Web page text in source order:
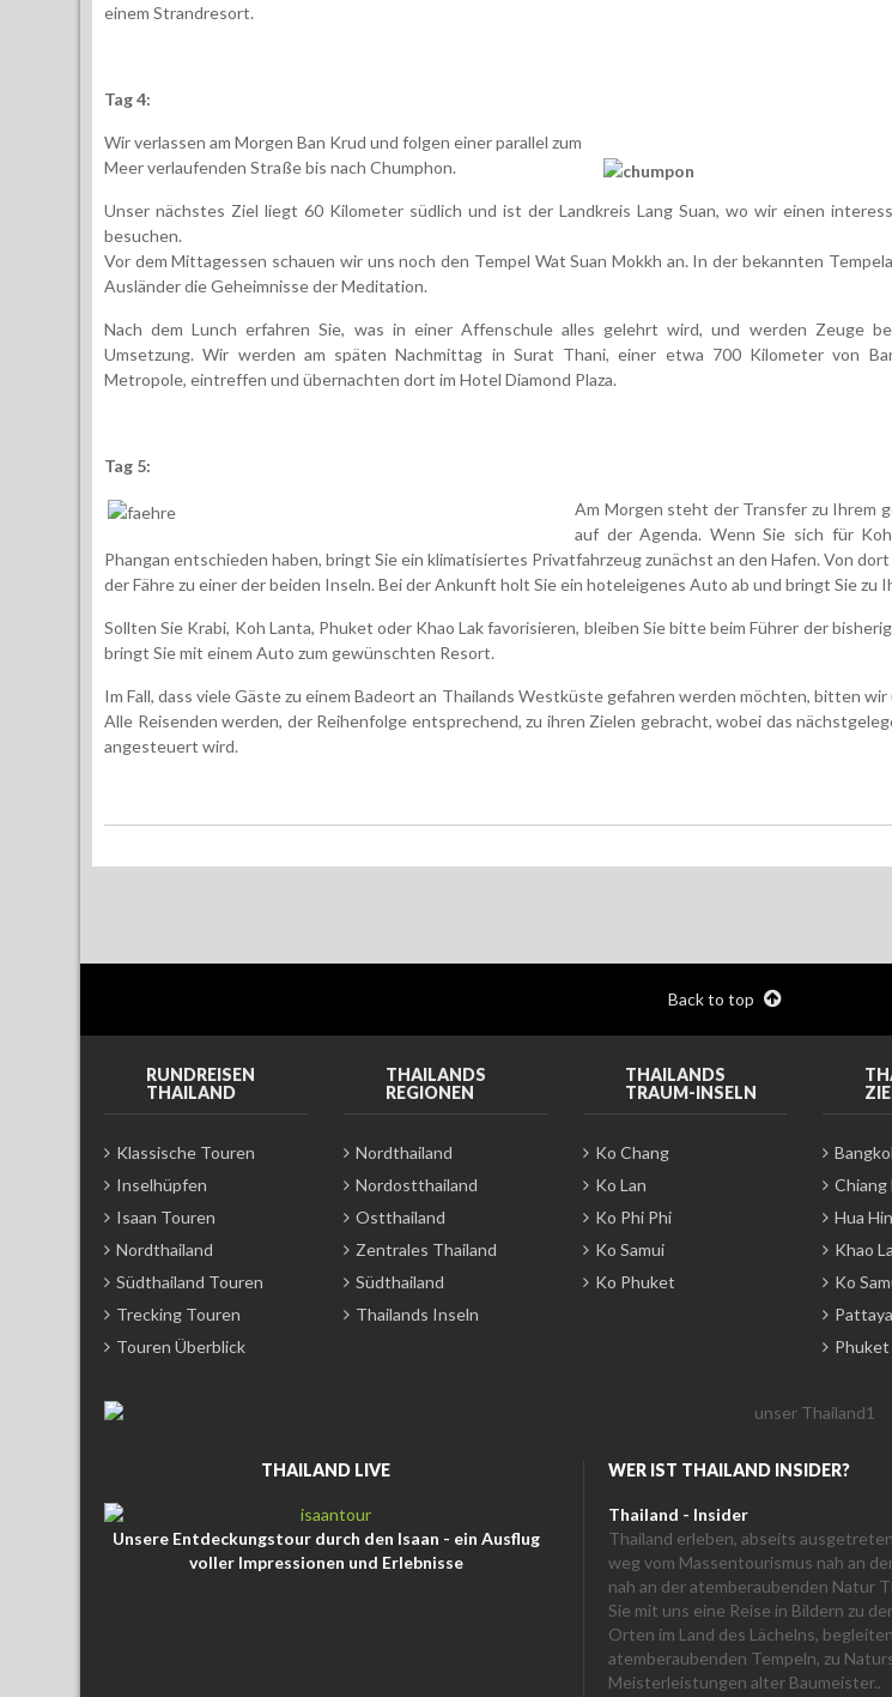
einem Strandresort.
Tag 4:
Wir verlassen am Morgen Ban Krud und folgen einer parallel zum
Meer verlaufenden Straße bis nach Chumphon.
Unser nächstes Ziel liegt 60 Kilometer südlich und ist der Landkreis Lang Suan, wo wir einen
besuchen.
Vor dem Mittagessen schauen wir uns noch den Tempel Wat Suan Mokkh an. In der bekannten
Ausländer die Geheimnisse der Meditation.
Nach dem Lunch erfahren Sie, was in einer Affenschule alles gelehrt wird, und werden Zeuge
Umsetzung. Wir werden am späten Nachmittag in Surat Thani, einer etwa 700 Kilometer von
Metropole, eintreffen und übernachten dort im Hotel Diamond Plaza.
Tag 5:
Am Morgen steht der Transfer zu Ihrem
auf der Agenda. Wenn Sie sich für Koh
Phangan entschieden haben, bringt Sie ein klimatisiertes Privatfahrzeug zunächst an den Hafen. Von
der Fähre zu einer der beiden Inseln. Bei der Ankunft holt Sie ein hoteleigenes Auto ab und bringt Sie zu
Sollten Sie Krabi, Koh Lanta, Phuket oder Khao Lak favorisieren, bleiben Sie bitte beim Führer der
bringt Sie mit einem Auto zum gewünschten Resort.
Im Fall, dass viele Gäste zu einem Badeort an Thailands Westküste gefahren werden möchten, bitten wir
Alle Reisenden werden, der Reihenfolge entsprechend, zu ihren Zielen gebracht, wobei das
angesteuert wird.
Back to top
RUNDREISEN
THAILAND
Klassische Touren
Inselhüpfen
Isaan Touren
Nordthailand
Südthailand Touren
Trecking Touren
Touren Überblick
THAILANDS
REGIONEN
Nordthailand
Nordostthailand
Ostthailand
Zentrales Thailand
Südthailand
Thailands Inseln
THAILANDS
TRAUM-INSELN
Ko Chang
Ko Lan
Ko Phi Phi
Ko Samui
Ko Phuket
Chiang
Hua Hin
Khao
Ko
Pattaya
Phuket
THAILAND LIVE
Unsere Entdeckungstour durch den Isaan - ein Ausflug
voller Impressionen und Erlebnisse
WER IST THAILAND INSIDER?
Thailand - Insider
Thailand erleben, abseits
weg vom Massentourismus nah an
nah an der atemberaubenden Natur
Sie mit uns eine Reise in Bildern zu
Orten im Land des Lächelns,
atemberaubenden Tempeln, zu
Meisterleistungen alter Baumeister..